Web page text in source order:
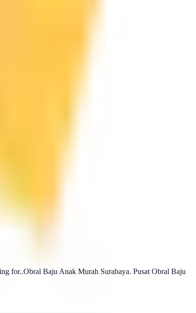
for..Obral Baju Anak Murah Surabaya. Pusat Obral Baju